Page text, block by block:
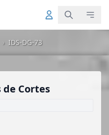
› IDS-DG-73
de Cortes